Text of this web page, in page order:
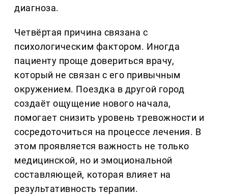
диагноза.
Четвёртая причина связана с
психологическим фактором. Иногда
пациенту проще довериться врачу,
который не связан с его привычным
окружением. Поездка в другой город
создаёт ощущение нового начала,
помогает снизить уровень тревожности и
сосредоточиться на процессе лечения. В
этом проявляется важность не только
медицинской, но и эмоциональной
составляющей, которая влияет на
результативность терапии.